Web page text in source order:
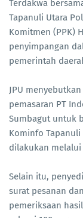
Terdakwa
Tapanuli Utara
Komitmen (PPK)
penyimpangan
pemerintah
JPU
pemasaran PT
Sumbagut untuk
Kominfo
dilakukan melalui
Selain itu,
surat pesanan
pemeriksaan